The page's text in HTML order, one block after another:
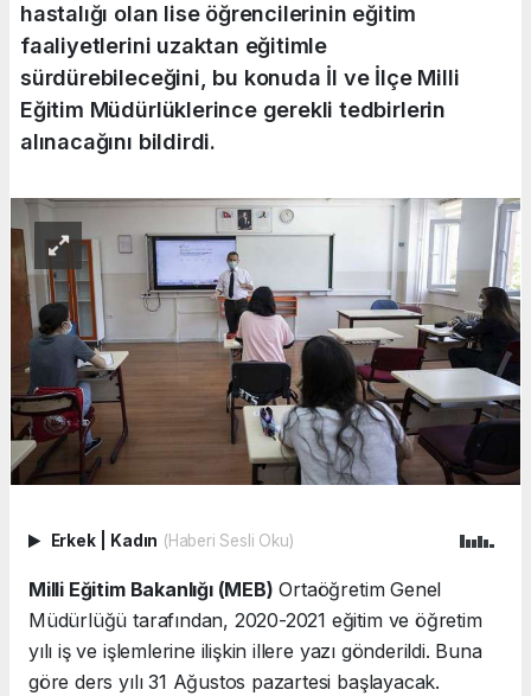
hastalığı olan lise öğrencilerinin eğitim
faaliyetlerini uzaktan eğitimle
sürdürebileceğini, bu konuda İl ve İlçe Milli
Eğitim Müdürlüklerince gerekli tedbirlerin
alınacağını bildirdi.
Erkek Kadın (Haberi Sesli Oku)
Milli Eğitim Bakanlığı (MEB) Ortaöğretim Genel
Müdürlüğü tarafından, 2020-2021 eğitim ve öğretim
yılı iş ve işlemlerine ilişkin illere yazı gönderildi. Buna
göre ders yılı 31 Ağustos pazartesi başlayacak.